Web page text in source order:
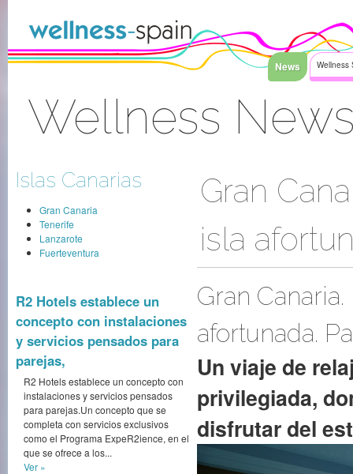
News Wellness
Wellness
Islas Canarias
Gran Canaria
Tenerife
Lanzarote
Fuerteventura
R2 Hotels establece un
concepto con instalaciones
y servicios pensados para
parejas,
R2 Hotels establece un concepto con
instalaciones y servicios pensados
para parejas.Un concepto que se
completa con servicios exclusivos
como el Programa ExpeR2ience, en el
que se ofrece a los...
Ver »
Gran
isla
Gran
afortunada.
Un viaje de
privilegiada,
disfrutar del